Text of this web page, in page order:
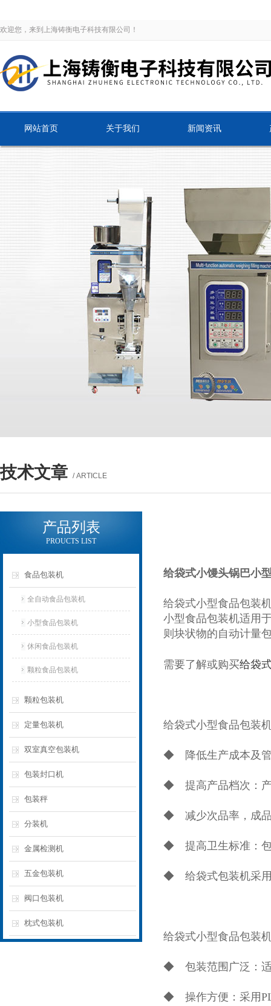
欢迎您，来到上海铸衡电子科技有限公司！
网站首页 关于我们 新闻资讯
技术文章 / ARTICLE
产品列表
PROUCTS LIST
食品包装机
全自动食品包装机
小型食品包装机
休闲食品包装机
颗粒食品包装机
颗粒包装机
定量包装机
双室真空包装机
包装封口机
包装秤
分装机
金属检测机
五金包装机
阀口包装机
枕式包装机
给袋式小馒头锅巴小
给袋式小型食品包装
小型食品包装机适用
则块状物的自动计量
需要了解或购买给袋
给袋式小型食品包装
◆ 降低生产成本及管
◆ 提高产品档次：产
◆ 减少次品率，成品
◆ 提高卫生标准：包
◆ 给袋式包装机采用
给袋式小型食品包装
◆ 包装范围广泛：适
◆ 操作方便：采用